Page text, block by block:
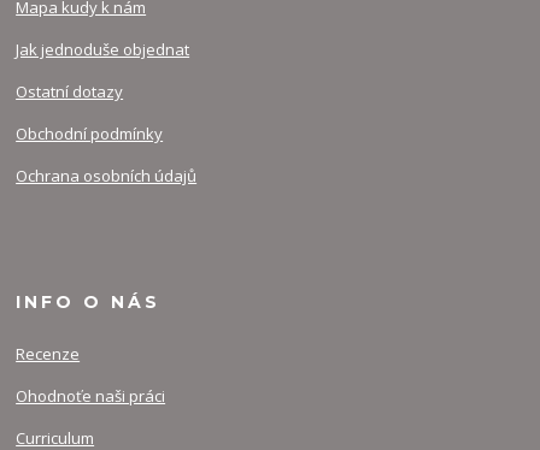
Mapa kudy k nám
Jak jednoduše objednat
Ostatní dotazy
Obchodní podmínky
Ochrana osobních údajů
INFO O NÁS
Recenze
Ohodnoťe naši práci
Curriculum